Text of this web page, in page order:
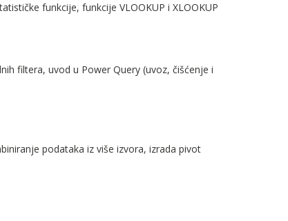
funkcije, funkcije VLOOKUP i XLOOKUP
filtera, uvod u Power Query (uvoz, čišćenje i
podataka iz više izvora, izrada pivot